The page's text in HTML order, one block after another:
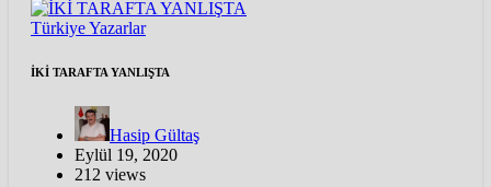
TürkiyeYazarlar
İKİ TARAFTA YANLIŞTA
Hasip Gültaş
Eylül 19, 2020
212 views